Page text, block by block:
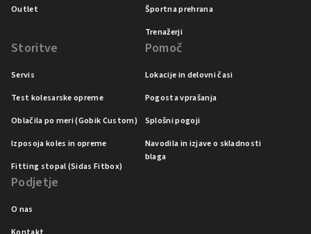
Outlet
Športna prehrana
Trenažerji
Storitve
Servis
Test kolesarske opreme
Oblačila po meri (Gobik Custom)
Izposoja koles in opreme
Fitting stopal (Sidas Fitbox)
Pomoč
Lokacije in delovni časi
Pogosta vprašanja
Splošni pogoji
Navodila in izjave o skladnosti
blaga
Podjetje
O nas